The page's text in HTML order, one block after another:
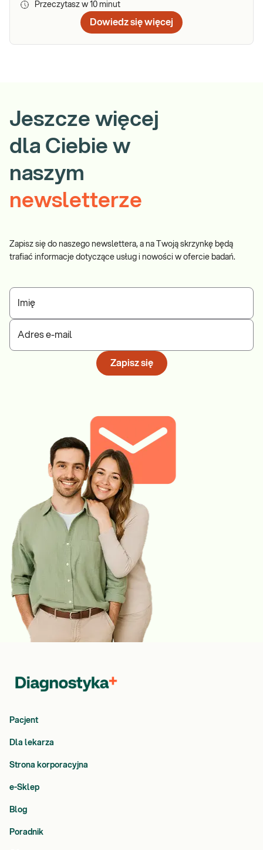
Przeczytasz w 10 minut
Dowiedz się więcej
Jeszcze więcej
dla Ciebie w
naszym
newsletterze
Zapisz się do naszego newslettera, a na Twoją skrzynkę będą
trafiać informacje dotyczące usług i nowości w ofercie badań.
Imię
Adres e-mail
Zapisz się
Pacjent
Dla lekarza
Strona korporacyjna
e-Sklep
Blog
Poradnik